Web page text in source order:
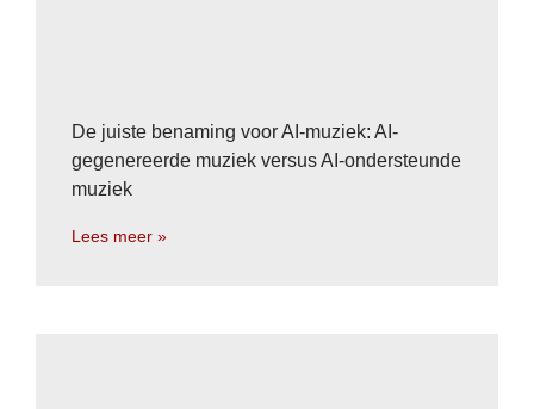
De juiste benaming voor AI-muziek: AI-
gegenereerde muziek versus AI-ondersteunde
muziek
Lees meer »